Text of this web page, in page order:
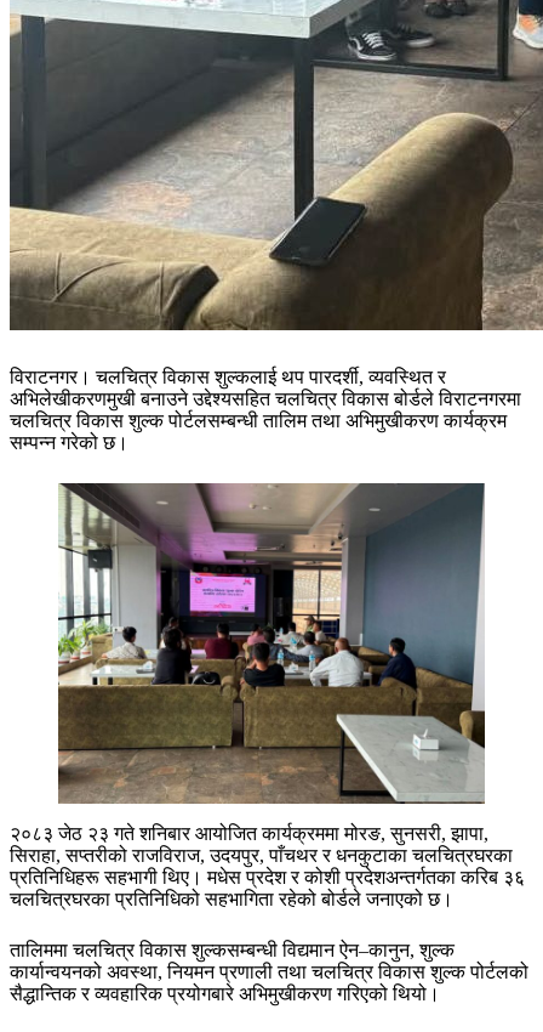
विराटनगर। चलचित्र विकास शुल्कलाई थप पारदर्शी, व्यवस्थित र
अभिलेखीकरणमुखी बनाउने उद्देश्यसहित चलचित्र विकास बोर्डले विराटनगरमा
चलचित्र विकास शुल्क पोर्टलसम्बन्धी तालिम तथा अभिमुखीकरण कार्यक्रम
सम्पन्न गरेको छ।
२०८३ जेठ २३ गते शनिबार आयोजित कार्यक्रममा मोरङ, सुनसरी, झापा,
सिराहा, सप्तरीको राजविराज, उदयपुर, पाँचथर र धनकुटाका चलचित्रघरका
प्रतिनिधिहरू सहभागी थिए। मधेस प्रदेश र कोशी प्रदेशअन्तर्गतका करिब ३६
चलचित्रघरका प्रतिनिधिको सहभागिता रहेको बोर्डले जनाएको छ।
तालिममा चलचित्र विकास शुल्कसम्बन्धी विद्यमान ऐन–कानुन, शुल्क
कार्यान्वयनको अवस्था, नियमन प्रणाली तथा चलचित्र विकास शुल्क पोर्टलको
सैद्धान्तिक र व्यवहारिक प्रयोगबारे अभिमुखीकरण गरिएको थियो।